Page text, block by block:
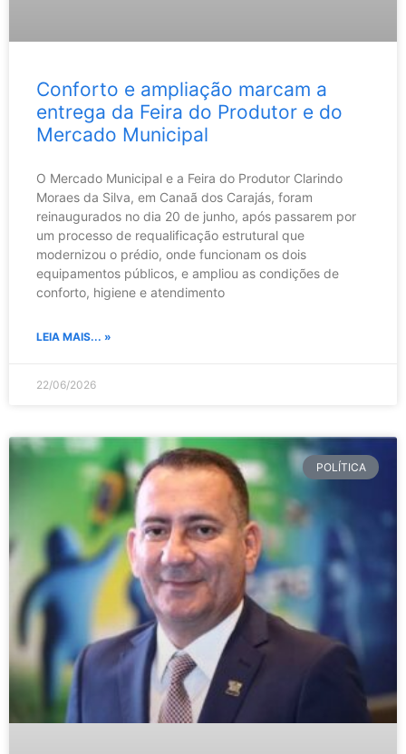
Conforto e ampliação marcam a
entrega da Feira do Produtor e do
Mercado Municipal
O Mercado Municipal e a Feira do Produtor Clarindo
Moraes da Silva, em Canaã dos Carajás, foram
reinaugurados no dia 20 de junho, após passarem por
um processo de requalificação estrutural que
modernizou o prédio, onde funcionam os dois
equipamentos públicos, e ampliou as condições de
conforto, higiene e atendimento
LEIA MAIS... »
22/06/2026
POLÍTICA